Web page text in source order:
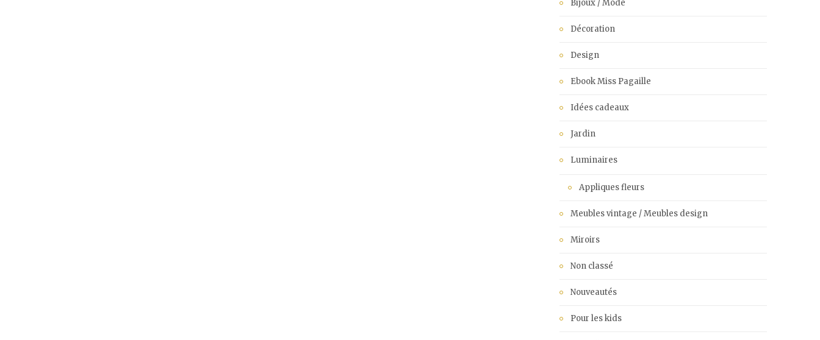
Bijoux / Mode
Décoration
Design
Ebook Miss Pagaille
Idées cadeaux
Jardin
Luminaires
Appliques fleurs
Meubles vintage / Meubles design
Miroirs
Non classé
Nouveautés
Pour les kids